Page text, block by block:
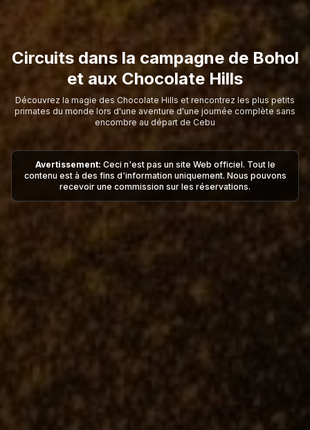
Circuits dans la campagne de Bohol
et aux Chocolate Hills
Découvrez la magie des Chocolate Hills et rencontrez les plus petits
primates du monde lors d'une aventure d'une journée complète sans
encombre au départ de Cebu
Avertissement: Ceci n'est pas un site Web officiel. Tout le
contenu est à des fins d'information uniquement. Nous pouvons
recevoir une commission sur les réservations.